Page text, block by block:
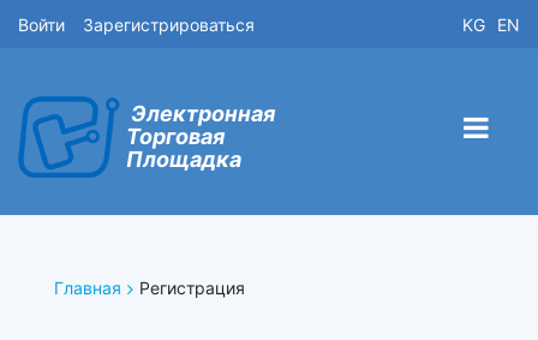
Войти Зарегистрироваться KG EN
Электронная
Торговая
Площадка
Главная Регистрация